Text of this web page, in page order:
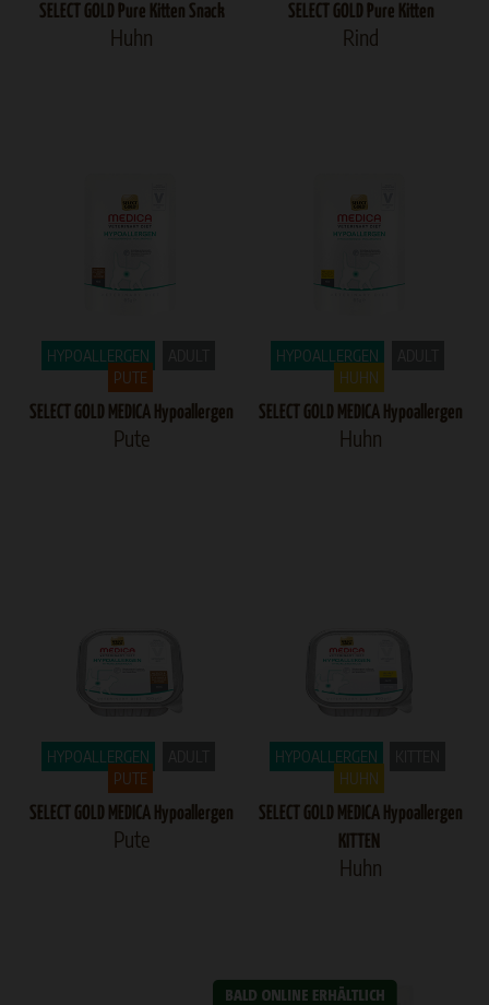
SELECT GOLD Pure Kitten Snack
Huhn
SELECT GOLD Pure Kitten
Rind
HYPOALLERGEN
PUTE
SELECT GOLD MEDICA Hypoallergen
Pute
HYPOALLERGEN
HUHN
SELECT GOLD MEDICA Hypoallergen
Huhn
HYPOALLERGEN
PUTE
SELECT GOLD MEDICA Hypoallergen
Pute
HYPOALLERGEN
HUHN
SELECT GOLD MEDICA Hypoallergen
KITTEN
Huhn